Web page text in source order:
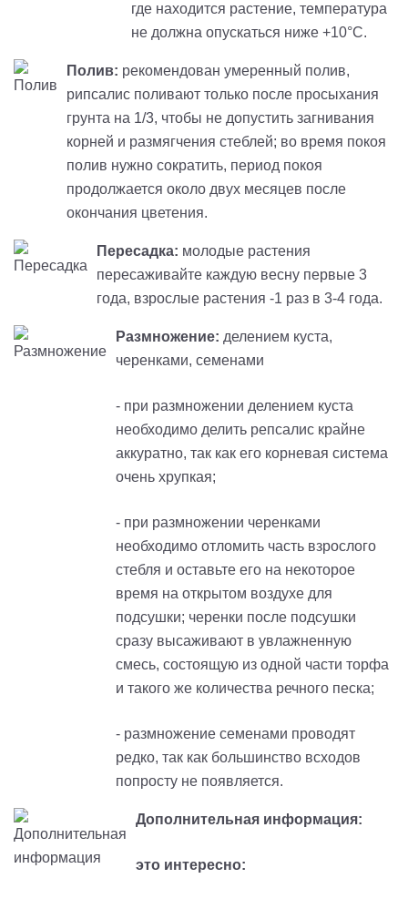
где находится растение, температура
не должна опускаться ниже +10°C.
Полив: рекомендован умеренный полив,
рипсалис поливают только после просыхания
грунта на 1/3, чтобы не допустить загнивания
корней и размягчения стеблей; во время покоя
полив нужно сократить, период покоя
продолжается около двух месяцев после
окончания цветения.
Пересадка: молодые растения
пересаживайте каждую весну первые 3
года, взрослые растения -1 раз в 3-4 года.
Размножение: делением куста,
черенками, семенами
- при размножении делением куста
необходимо делить репсалис крайне
аккуратно, так как его корневая система
очень хрупкая;
- при размножении черенками
необходимо отломить часть взрослого
стебля и оставьте его на некоторое
время на открытом воздухе для
подсушки; черенки после подсушки
сразу высаживают в увлажненную
смесь, состоящую из одной части торфа
и такого же количества речного песка;
- размножение семенами проводят
редко, так как большинство всходов
попросту не появляется.
Дополнительная информация:
это интересно: